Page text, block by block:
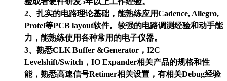
2、扎实的电路理论基础，能熟练应用Cadence, Allegro,
Protel等PCB layout软件。较强的电路调测经验和动手能
力，能熟练使用各种常用的电子仪器。
3、熟悉CLK Buffer &Generator，I2C
Levelshift/Switch，IO Expander相关产品的规格和性
能，熟悉高速信号Retimer相关设置，有相关Debug经验